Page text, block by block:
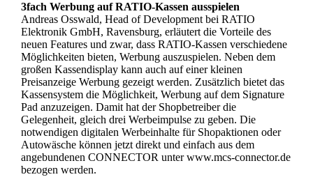
3fach Werbung auf RATIO-Kassen ausspielen
Andreas Osswald, Head of Development bei RATIO
Elektronik GmbH, Ravensburg, erläutert die Vorteile des
neuen Features und zwar, dass RATIO-Kassen verschiedene
Möglichkeiten bieten, Werbung auszuspielen. Neben dem
großen Kassendisplay kann auch auf einer kleinen
Preisanzeige Werbung gezeigt werden. Zusätzlich bietet das
Kassensystem die Möglichkeit, Werbung auf dem Signature
Pad anzuzeigen. Damit hat der Shopbetreiber die
Gelegenheit, gleich drei Werbeimpulse zu geben. Die
notwendigen digitalen Werbeinhalte für Shopaktionen oder
Autowäsche können jetzt direkt und einfach aus dem
angebundenen CONNECTOR unter www.mcs-connector.de
bezogen werden.